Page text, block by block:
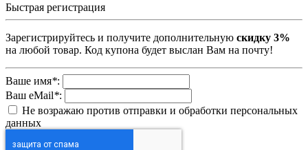
Быстрая регистрация
Зарегистрируйтесь и получите дополнительную скидку 3%
на любой товар. Код купона будет выслан Вам на почту!
Ваше имя*:
Ваш eMail*:
Не возражаю против отправки и обработки персональных
данных